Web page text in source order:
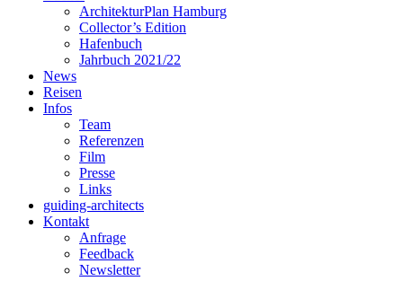
ArchitekturPlan Hamburg
Collector’s Edition
Hafenbuch
Jahrbuch 2021/22
News
Reisen
Infos
Team
Referenzen
Film
Presse
Links
guiding-architects
Kontakt
Anfrage
Feedback
Newsletter